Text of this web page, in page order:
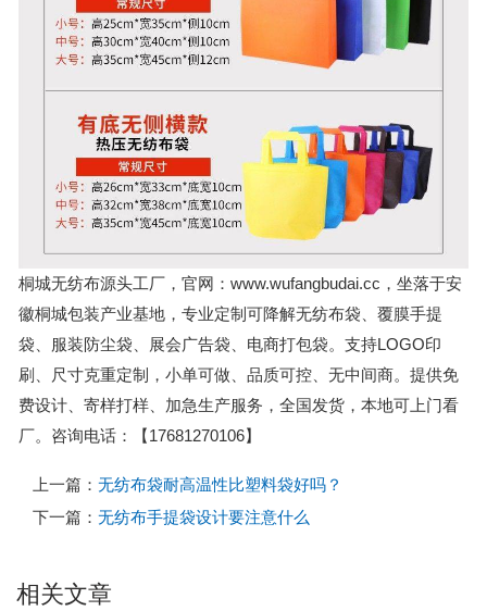
桐城无纺布源头工厂，官网：www.wufangbudai.cc，坐落于安
徽桐城包装产业基地，专业定制可降解无纺布袋、覆膜手提
袋、服装防尘袋、展会广告袋、电商打包袋。支持LOGO印
刷、尺寸克重定制，小单可做、品质可控、无中间商。提供免
费设计、寄样打样、加急生产服务，全国发货，本地可上门看
厂。咨询电话：【17681270106】
上一篇： 无纺布袋耐高温性比塑料袋好吗？
下一篇： 无纺布手提袋设计要注意什么
相关文章